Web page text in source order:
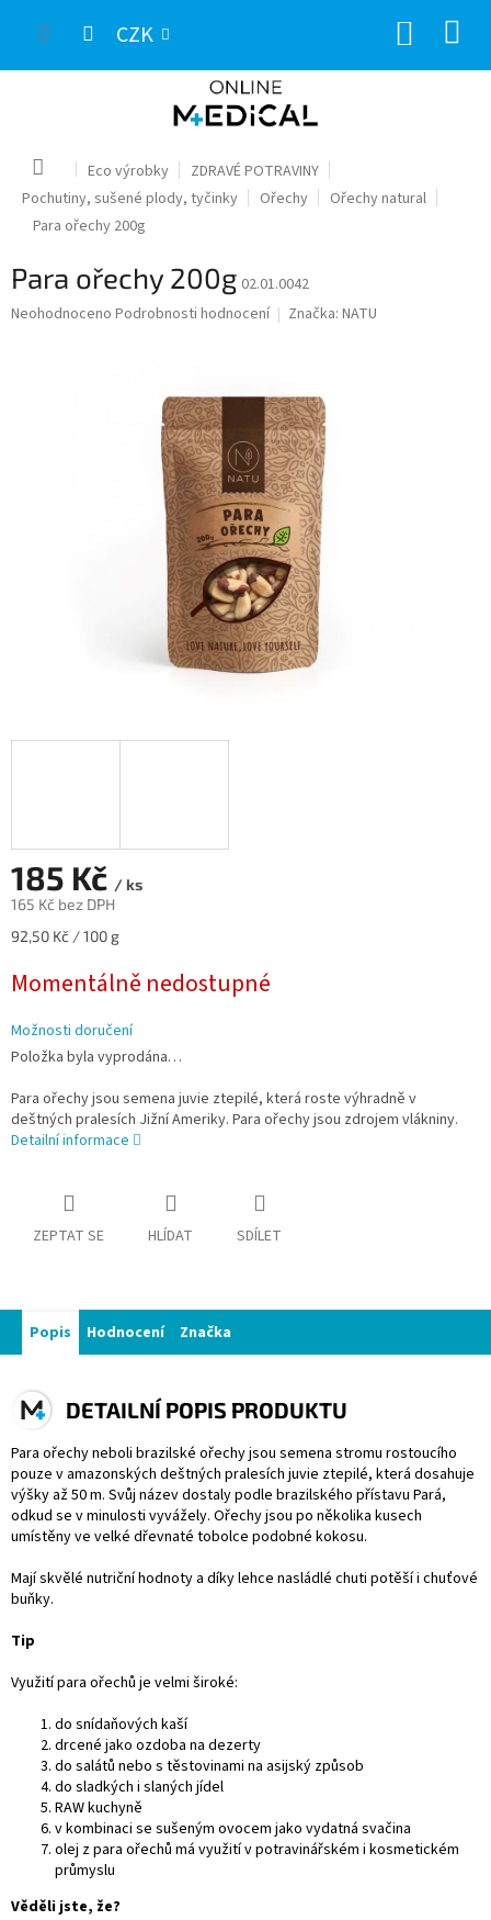
CZK
Domů Eco výrobky
ZDRAVÉ POTRAVINY
Pochutiny, sušené plody, tyčinky
Ořechy
Ořechy natural
Para ořechy 200g
Para ořechy 200g 02.01.0042
Průměrné
Neohodnoceno Podrobnosti hodnocení Značka: NATU
185 Kč / ks
165 Kč bez DPH
Měrná
92,50 Kč / 100 g
Momentálně nedostupné
Možnosti doručení
Položka byla vyprodána…
Para ořechy jsou semena juvie ztepilé, která roste výhradně v
deštných pralesích Jižní Ameriky. Para ořechy jsou zdrojem vlákniny.
Detailní informace
ZEPTAT SE HLÍDAT SDÍLET
Popis Hodnocení Značka
DETAILNÍ POPIS PRODUKTU
Para ořechy neboli brazilské ořechy jsou semena stromu rostoucího
pouze v amazonských deštných pralesích juvie ztepilé, která dosahuje
výšky až 50 m. Svůj název dostaly podle brazilského přístavu Pará,
odkud se v minulosti vyvážely. Ořechy jsou po několika kusech
umístěny ve velké dřevnaté tobolce podobné kokosu.
Mají skvělé nutriční hodnoty a díky lehce nasládlé chuti potěší i chuťové
buňky.
Tip
Využití para ořechů je velmi široké:
do snídaňových kaší
drcené jako ozdoba na dezerty
do salátů nebo s těstovinami na asijský způsob
do sladkých i slaných jídel
RAW kuchyně
v kombinaci se sušeným ovocem jako vydatná svačina
olej z para ořechů má využití v potravinářském i kosmetickém
průmyslu
Věděli jste, že?